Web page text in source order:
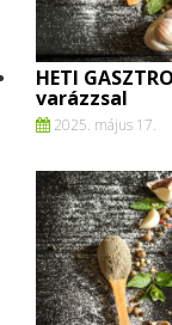
HETI
varázzsal
2025. május 17.